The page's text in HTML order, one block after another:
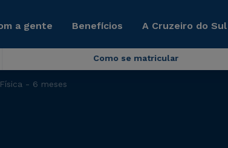
a gente Benefícios A Cruzeiro do
Como se matricular
- 6 meses